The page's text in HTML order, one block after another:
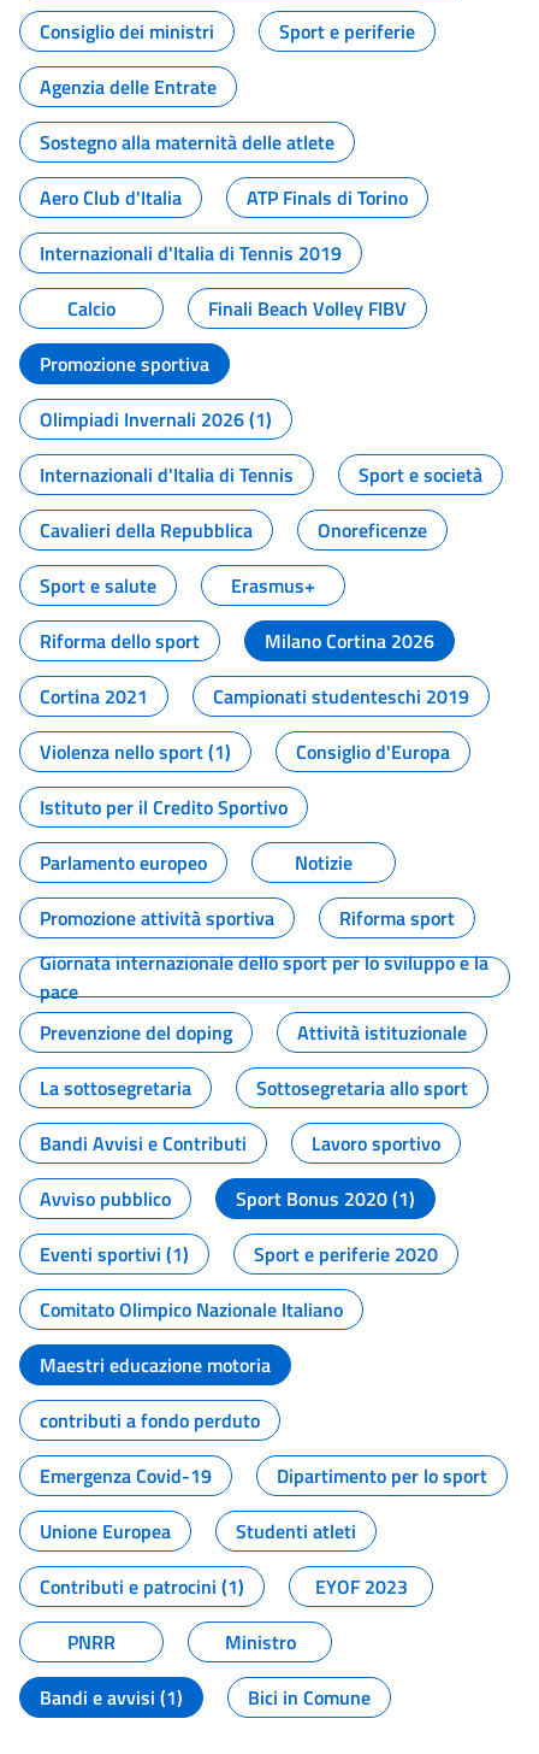
Consiglio dei ministri
Sport e periferie
Agenzia delle Entrate
Sostegno alla maternità delle atlete
Aero Club d'Italia
ATP Finals di Torino
Internazionali d'Italia di Tennis 2019
Calcio
Finali Beach Volley FIBV
Promozione sportiva
Olimpiadi Invernali 2026 (1)
Internazionali d'Italia di Tennis
Sport e società
Cavalieri della Repubblica
Onoreficenze
Sport e salute
Erasmus+
Riforma dello sport
Milano Cortina 2026
Cortina 2021
Campionati studenteschi 2019
Violenza nello sport (1)
Consiglio d'Europa
Istituto per il Credito Sportivo
Parlamento europeo
Notizie
Promozione attività sportiva
Riforma sport
Giornata internazionale dello sport per lo sviluppo e la
pace
Prevenzione del doping
Attività istituzionale
La sottosegretaria
Sottosegretaria allo sport
Bandi Avvisi e Contributi
Lavoro sportivo
Avviso pubblico
Sport Bonus 2020 (1)
Eventi sportivi (1)
Sport e periferie 2020
Comitato Olimpico Nazionale Italiano
Maestri educazione motoria
contributi a fondo perduto
Emergenza Covid-19
Dipartimento per lo sport
Unione Europea
Studenti atleti
Contributi e patrocini (1)
EYOF 2023
PNRR
Ministro
Bandi e avvisi (1)
Bici in Comune